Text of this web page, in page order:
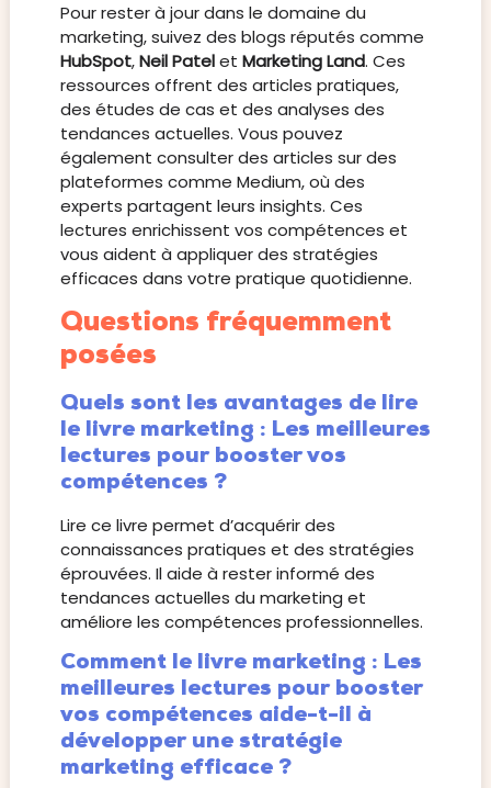
Pour rester à jour dans le domaine du
marketing, suivez des blogs réputés comme
HubSpot,Neil Patelet Marketing Land. Ces
ressources offrent des articles pratiques,
des études de cas et des analyses des
tendances actuelles. Vous pouvez
également consulter des articles sur des
plateformes comme Medium, où des
experts partagent leurs insights. Ces
lectures enrichissent vos compétences et
vous aident à appliquer des stratégies
efficaces dans votre pratique quotidienne.
Questions fréquemment
posées
Quels sont les avantages de lire
le livre marketing : Les meilleures
lectures pour booster vos
compétences ?
Lire ce livre permet d’acquérir des
connaissances pratiques et des stratégies
éprouvées. Il aide à rester informé des
tendances actuelles du marketing et
améliore les compétences professionnelles.
Comment le livre marketing : Les
meilleures lectures pour booster
vos compétences aide-t-il à
développer une stratégie
marketing efficace ?